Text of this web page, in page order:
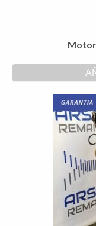
Motor